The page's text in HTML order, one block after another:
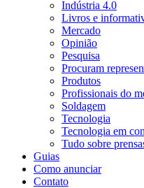
Indústria 4.0
Livros e
Mercado
Opinião
Pesquisa
Procuram
Produtos
Profissionais do
Soldagem
Tecnologia
Tecnologia em
Tudo sobre
Guias
Como anunciar
Contato